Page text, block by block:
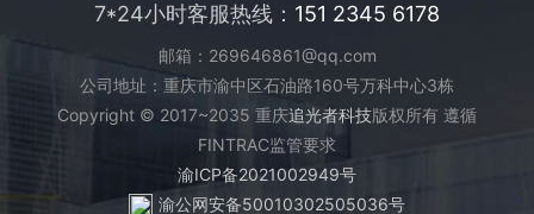
7*24小时客服热线： 151 2345 6178
邮箱：269646861@qq.com
公司地址：重庆市渝中区石油路160号万科中心3栋
Copyright © 2017~2035 重庆追光者科技版权所有 遵循
FINTRAC监管要求
渝ICP备2021002949号
渝公网安备50010302505036号